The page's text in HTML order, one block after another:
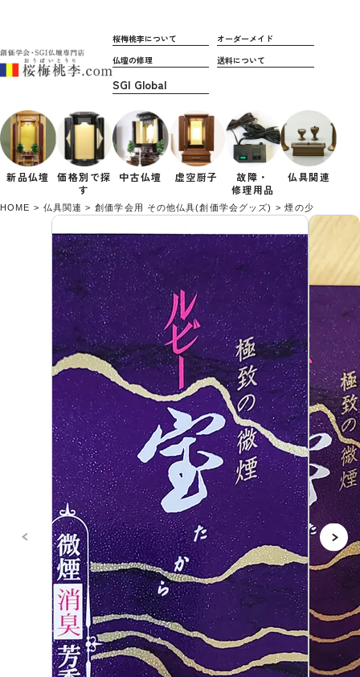
桜梅桃李について
オーダーメイド
仏壇の修理
送料について
新品仏壇 価格別で探
す
中古仏壇 虚空厨子
故障・
修理用品
仏具関連
HOME 仏具関連 創価学会用 その他仏具(創価学会グッズ) 煙の少ないお線